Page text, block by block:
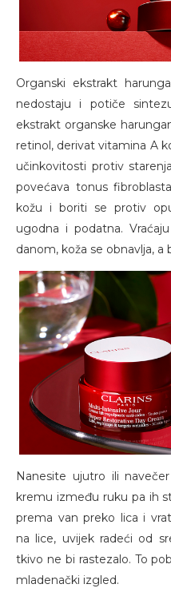
Organski ekstrakt
nedostaju i potiče
ekstrakt organske
retinol, derivat vitamina A
učinkovitosti protiv
povećava tonus
kožu i boriti se protiv
ugodna i podatna.
danom, koža se obnavlja, a
Nanesite ujutro ili
kremu između ruku pa ih
prema van preko lica i
na lice, uvijek radeći od
tkivo ne bi rastezalo. To
mladenački izgled.